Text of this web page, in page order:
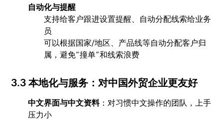
自动化与提醒
支持给客户跟进设置提醒、自动分配线索给业务
员
可以根据国家/地区、产品线等自动分配客户归
属，避免“撞单”和线索浪费
3.3 本地化与服务：对中国外贸企业更友好
中文界面与中文资料：对习惯中文操作的团队，上手
压力小